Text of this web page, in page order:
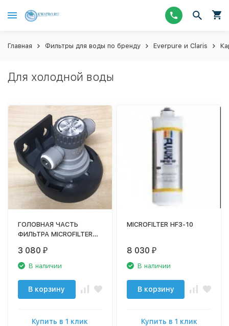
Главная Фильтры для воды по бренду Everpure и Claris
Для холодной воды
ГОЛОВНАЯ ЧАСТЬ
ФИЛЬТРА MICROFILTER
3 080 ₽
В наличии
В корзину
Купить в 1 клик
MICROFILTER HF3-10
8 030 ₽
В наличии
В корзину
Купить в 1 клик